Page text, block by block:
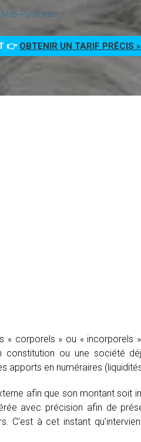
Pyrénées
👉 OBTENIR UN TARIF PRÉCIS »
corporels » ou « incorporels »,
ou une société
apports en numéraires
afin que son montant soit
avec précision afin de
C’est à cet instant